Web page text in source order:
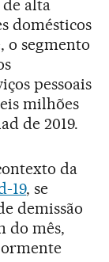
alta
domésticos
o segmento
pessoais
milhões
de 2019.
da
19, se
demissão
do mês,